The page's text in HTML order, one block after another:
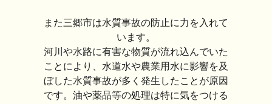
また三郷市は水質事故の防止に力を入れて
います。
河川や水路に有害な物質が流れ込んでいた
ことにより、水道水や農業用水に影響を及
ぼした水質事故が多く発生したことが原因
です。油や薬品等の処理は特に気をつける